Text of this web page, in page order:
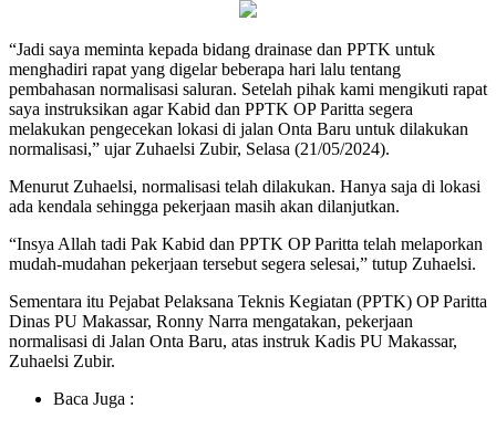
“Jadi saya meminta kepada bidang drainase dan PPTK untuk
menghadiri rapat yang digelar beberapa hari lalu tentang
pembahasan normalisasi saluran. Setelah pihak kami mengikuti rapat
saya instruksikan agar Kabid dan PPTK OP Paritta segera
melakukan pengecekan lokasi di jalan Onta Baru untuk dilakukan
normalisasi,” ujar Zuhaelsi Zubir, Selasa (21/05/2024).
Menurut Zuhaelsi, normalisasi telah dilakukan. Hanya saja di lokasi
ada kendala sehingga pekerjaan masih akan dilanjutkan.
“Insya Allah tadi Pak Kabid dan PPTK OP Paritta telah melaporkan
mudah-mudahan pekerjaan tersebut segera selesai,” tutup Zuhaelsi.
Sementara itu Pejabat Pelaksana Teknis Kegiatan (PPTK) OP Paritta
Dinas PU Makassar, Ronny Narra mengatakan, pekerjaan
normalisasi di Jalan Onta Baru, atas instruk Kadis PU Makassar,
Zuhaelsi Zubir.
Baca Juga :